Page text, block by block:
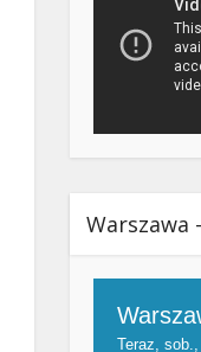
Warszawa